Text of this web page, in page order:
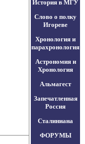
История в МГУ
Слово о полку
Игореве
Хронология и
парахронология
Астрономия и
Хронология
Альмагест
Запечатленная
Россия
Сталиниана
ФОРУМЫ